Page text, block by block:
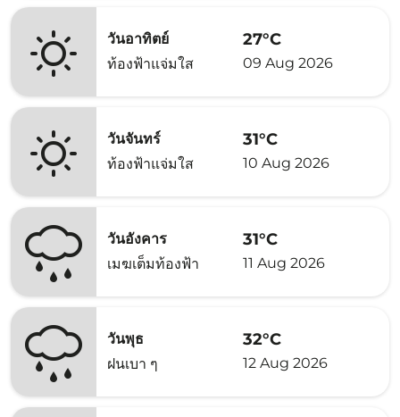
วันอาทิตย์
ท้องฟ้าแจ่มใส
27°C
09 Aug 2026
วันจันทร์
ท้องฟ้าแจ่มใส
31°C
10 Aug 2026
วันอังคาร
เมฆเต็มท้องฟ้า
31°C
11 Aug 2026
วันพุธ
ฝนเบา ๆ
32°C
12 Aug 2026